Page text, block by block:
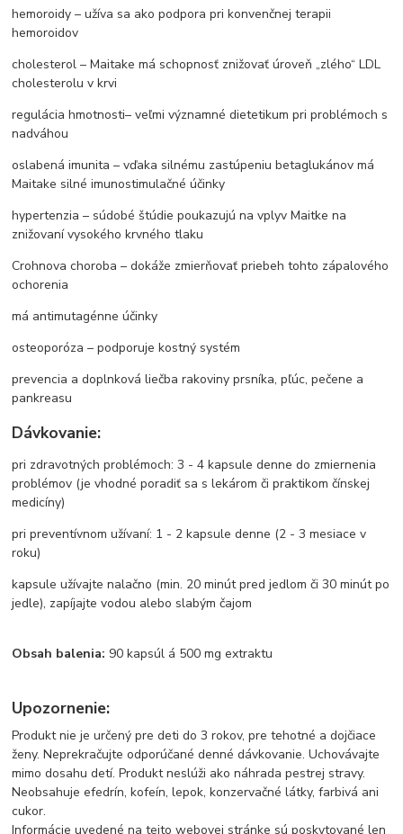
hemoroidy – užíva sa ako podpora pri konvenčnej terapii
hemoroidov
cholesterol – Maitake má schopnosť znižovať úroveň „zlého“ LDL
cholesterolu v krvi
regulácia hmotnosti– veľmi významné dietetikum pri problémoch s
nadváhou
oslabená imunita – vďaka silnému zastúpeniu betaglukánov má
Maitake silné imunostimulačné účinky
hypertenzia – súdobé štúdie poukazujú na vplyv Maitke na
znižovaní vysokého krvného tlaku
Crohnova choroba – dokáže zmierňovať priebeh tohto zápalového
ochorenia
má antimutagénne účinky
osteoporóza – podporuje kostný systém
prevencia a doplnková liečba rakoviny prsníka, pľúc, pečene a
pankreasu
Dávkovanie:
pri zdravotných problémoch: 3 - 4 kapsule denne do zmiernenia
problémov (je vhodné poradiť sa s lekárom či praktikom čínskej
medicíny)
pri preventívnom užívaní: 1 - 2 kapsule denne (2 - 3 mesiace v
roku)
kapsule užívajte nalačno (min. 20 minút pred jedlom či 30 minút po
jedle), zapíjajte vodou alebo slabým čajom
Obsah balenia: 90 kapsúl á 500 mg extraktu
Upozornenie:
Produkt nie je určený pre deti do 3 rokov, pre tehotné a dojčiace
ženy. Neprekračujte odporúčané denné dávkovanie. Uchovávajte
mimo dosahu detí. Produkt neslúži ako náhrada pestrej stravy.
Neobsahuje efedrín, kofeín, lepok, konzervačné látky, farbivá ani
cukor.
Informácie uvedené na tejto webovej stránke sú poskytované len